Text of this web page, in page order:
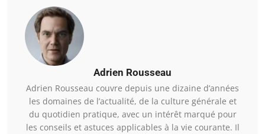
Adrien Rousseau
Adrien Rousseau couvre depuis une dizaine d’années
les domaines de l’actualité, de la culture générale et
du quotidien pratique, avec un intérêt marqué pour
les conseils et astuces applicables à la vie courante. Il